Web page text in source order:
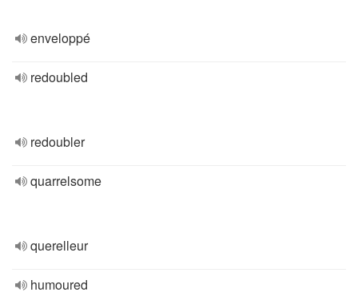
enveloppé
redoubled
redoubler
quarrelsome
querelleur
humoured